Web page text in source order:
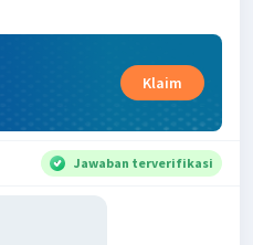
Klaim
Jawaban terverifikasi